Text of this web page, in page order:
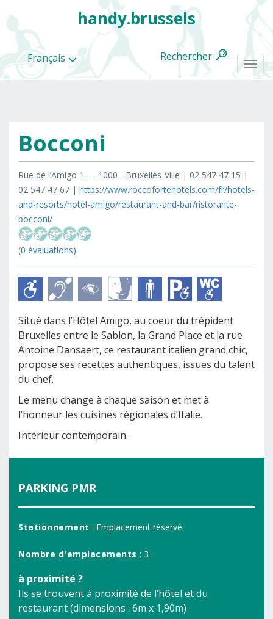
Français
handy.brussels
Rechercher
Bocconi
Rue de l’Amigo 1 — 1000 - Bruxelles-Ville | 02 547 47 15 |
02 547 47 67 | https://www.roccofortehotels.com/fr/hotels-
and-resorts/hotel-amigo/restaurant-and-bar/ristorante-
bocconi/
(0 évaluations)
Situé dans l’Hôtel Amigo, au coeur du trépident
Bruxelles entre le Sablon, la Grand Place et la rue
Antoine Dansaert, ce restaurant italien grand chic,
propose ses recettes authentiques, issues du talent
du chef.
Le menu change à chaque saison et met à
l’honneur les cuisines régionales d’Italie.
Intérieur contemporain.
PARKING PMR
Stationnement : Emplacement réservé
Nombre d'emplacements : 3
à proximité ?
Ils se trouvent à proximité de l’hôtel et du
restaurant (dimensions : 6m x 1,90m)
Toutes
les
categories